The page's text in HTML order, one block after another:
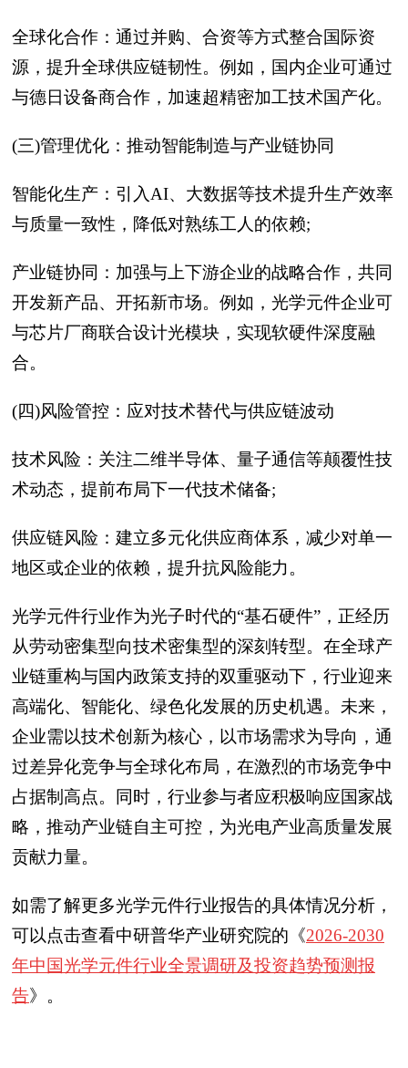
全球化合作：通过并购、合资等方式整合国际资
源，提升全球供应链韧性。例如，国内企业可通过
与德日设备商合作，加速超精密加工技术国产化。
(三)管理优化：推动智能制造与产业链协同
智能化生产：引入AI、大数据等技术提升生产效率
与质量一致性，降低对熟练工人的依赖;
产业链协同：加强与上下游企业的战略合作，共同
开发新产品、开拓新市场。例如，光学元件企业可
与芯片厂商联合设计光模块，实现软硬件深度融
合。
(四)风险管控：应对技术替代与供应链波动
技术风险：关注二维半导体、量子通信等颠覆性技
术动态，提前布局下一代技术储备;
供应链风险：建立多元化供应商体系，减少对单一
地区或企业的依赖，提升抗风险能力。
光学元件行业作为光子时代的“基石硬件”，正经历
从劳动密集型向技术密集型的深刻转型。在全球产
业链重构与国内政策支持的双重驱动下，行业迎来
高端化、智能化、绿色化发展的历史机遇。未来，
企业需以技术创新为核心，以市场需求为导向，通
过差异化竞争与全球化布局，在激烈的市场竞争中
占据制高点。同时，行业参与者应积极响应国家战
略，推动产业链自主可控，为光电产业高质量发展
贡献力量。
如需了解更多光学元件行业报告的具体情况分析，
可以点击查看中研普华产业研究院的《2026-2030
年中国光学元件行业全景调研及投资趋势预测报
告》。